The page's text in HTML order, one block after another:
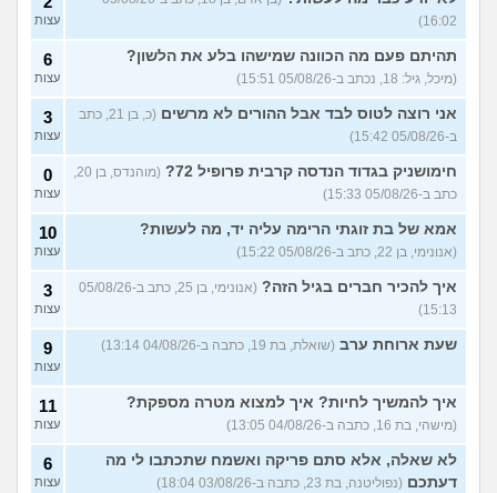
לעשות?
6
עצות
לא משלמת בדייטים
(אלי, בן
29)
9
עצות
יוצאת איתו היום לדייט ראשון 3
עצות
בטיילת או מועדון?
(רואי, בן
26)
8
עצות
לוקח אותי לדייטים גרועים
האם להמשיך?
(נטע, בת 21)
17
עצות
עוד שאלות חדשות במדור
16:02)
עצות
תהיתם פעם מה הכוונה שמישהו בלע את הלשון?
(מיכל, גיל: 18, נכתב ב-05/08/26 15:51)
6
עצות
אני רוצה לטוס לבד אבל ההורים לא מרשים
(כ, בן 21, כתב
ב-05/08/26 15:42)
3
עצות
חימושניק בגדוד הנדסה קרבית פרופיל 72?
(מוהנדס, בן 20,
כתב ב-05/08/26 15:33)
0
עצות
אמא של בת זוגתי הרימה עליה יד, מה לעשות?
(אנונימי, בן 22, כתב ב-05/08/26 15:22)
10
עצות
איך להכיר חברים בגיל הזה?
(אנונימי, בן 25, כתב ב-05/08/26
15:13)
3
עצות
שעת ארוחת ערב (שואלת, בת 19, כתבה ב-04/08/26 13:14) 9
עצות
איך להמשיך לחיות? איך למצוא מטרה מספקת?
(מישהי, בת 16, כתבה ב-04/08/26 13:05)
11
עצות
לא שאלה, אלא סתם פריקה ואשמח שתכתבו לי מה
דעתכם (נפוליטנה, בת 23, כתבה ב-03/08/26 18:04)
6
עצות